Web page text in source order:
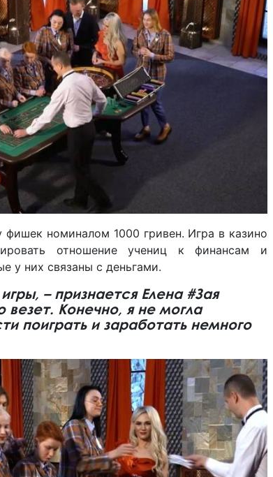
номиналом 1000 гривен. Игра в казино
отношение учениц к финансам и
у них связаны с деньгами.
– признается Елена #Зая
Конечно, я не могла
поиграть и заработать немного